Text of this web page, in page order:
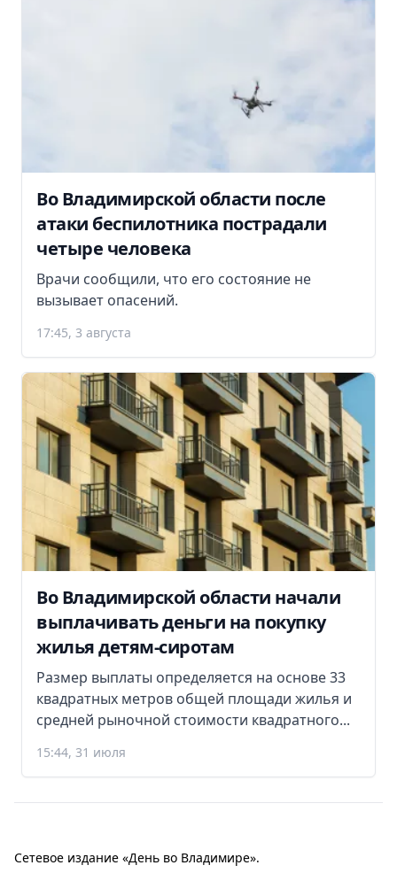
Во Владимирской области после
атаки беспилотника пострадали
четыре человека
Врачи сообщили, что его состояние не
вызывает опасений.
17:45, 3 августа
Во Владимирской области начали
выплачивать деньги на покупку
жилья детям-сиротам
Размер выплаты определяется на основе 33
квадратных метров общей площади жилья и
средней рыночной стоимости квадратного...
15:44, 31 июля
Сетевое издание «День во Владимире».